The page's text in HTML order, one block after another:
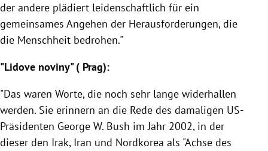
der andere plädiert leidenschaftlich für ein
gemeinsames Angehen der Herausforderungen, die
die Menschheit bedrohen."
"Lidove noviny" ( Prag):
"Das waren Worte, die noch sehr lange widerhallen
werden. Sie erinnern an die Rede des damaligen US-
Präsidenten George W. Bush im Jahr 2002, in der
dieser den Irak, Iran und Nordkorea als "Achse des